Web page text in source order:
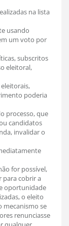
na lista
usando
um voto por
subscritos
eleitoral,
poderia
processo, que
candidatos
invalidar o
for possível,
para cobrir a
oportunidade
o eleito
mecanismo se
renunciasse